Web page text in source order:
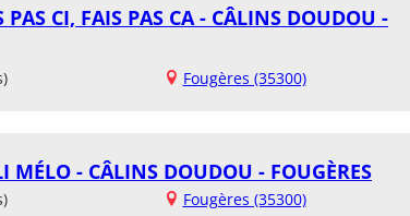
PAS CI, FAIS PAS CA - CÂLINS DOUDOU -
Fougères (35300)
MÉLO - CÂLINS DOUDOU - FOUGÈRES
Fougères (35300)